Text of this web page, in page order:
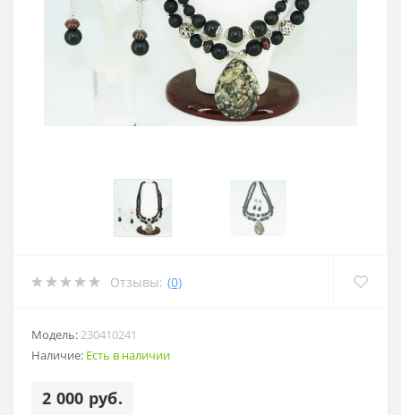
Отзывы: (0)
Модель:230410241
Наличие: Есть в наличии
2 000 руб.